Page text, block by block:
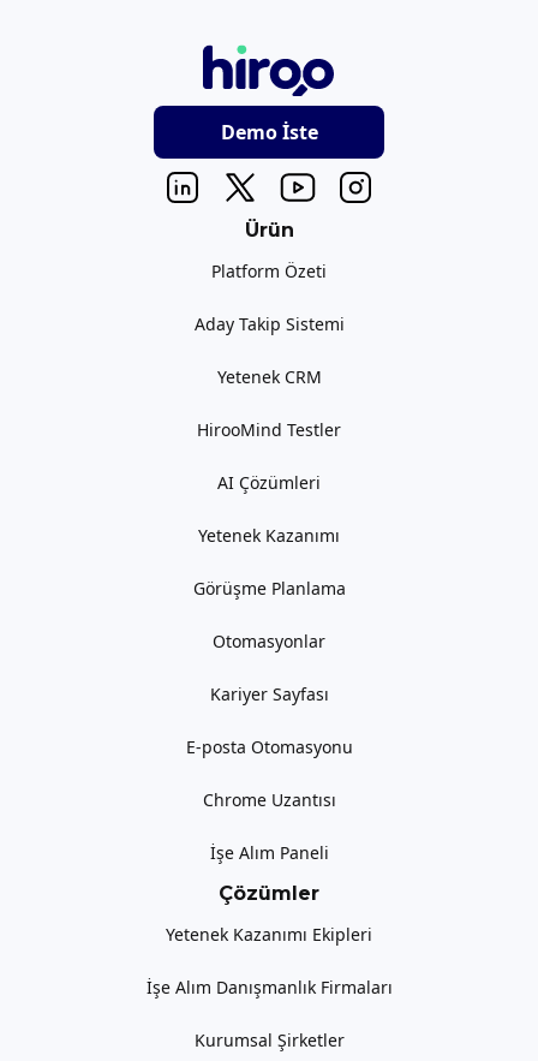
Demo İste
Ürün
Platform Özeti
Aday Takip Sistemi
Yetenek CRM
HirooMind Testler
AI Çözümleri
Yetenek Kazanımı
Görüşme Planlama
Otomasyonlar
Kariyer Sayfası
E-posta Otomasyonu
Chrome Uzantısı
İşe Alım Paneli
Çözümler
Yetenek Kazanımı Ekipleri
İşe Alım Danışmanlık Firmaları
Kurumsal Şirketler